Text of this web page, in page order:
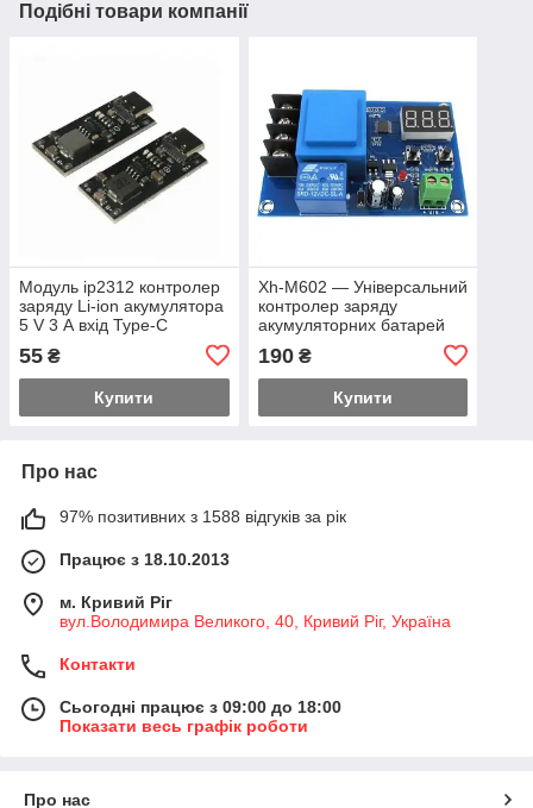
Подібні товари компанії
Модуль ip2312 контролер
заряду Li-ion акумулятора
5 V 3 А вхід Type-C
55 ₴
Купити
Xh-M602 — Універсальний
контролер заряду
акумуляторних батарей
індикатором
190₴
Купити
Про нас
97% позитивних з 1588 відгуків за рік
Працює з 18.10.2013
м. Кривий Ріг
вул.Володимира Великого, 40, Кривий Ріг, Україна
Контакти
Сьогодні працює з 09:00 до 18:00
Показати весь графік роботи
Про нас